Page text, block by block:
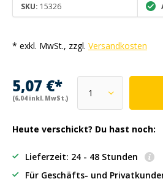
SKU: 15326
* exkl. MwSt., zzgl. Versandkosten
5,07 €*
(6,04 inkl. MwSt.)
Heute verschickt? Du hast noch:
Lieferzeit: 24 - 48 Stunden
Für Geschäfts- und